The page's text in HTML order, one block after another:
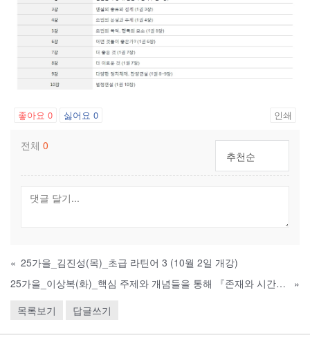
좋아요 0 싫어요 0 인쇄
전체 0
추천순
« 25가을_김진성(목)_초급 라틴어 3 (10월 2일 개강)
25가을_이상복(화)_핵심 주제와 개념들을 통해 『존재와 시간』 이해하기 (10월 14일 개강)
»
목록보기
답글쓰기